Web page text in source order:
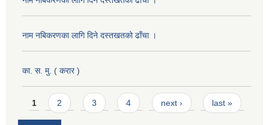
नाम नबिकरणका लागि दिने दस्तखतको ढाँचा ।
का. स. मु. ( करार )
Pages
1 2 3 4 next › last »